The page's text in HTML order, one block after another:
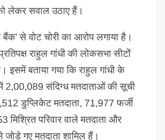
लेकर सवाल उठाए हैं।
बैंक' से वोट चोरी का आरोप लगाया है।
राहुल गांधी की लोकसभा सीटों
इसमें बताया गया कि राहुल गांधी के
2,00,089 संदिग्ध मतदाताओं की सूची
डुप्लिकेट मतदाता, 71,977 फर्जी
मिश्रित परिवार वाले मतदाता और
गए मतदाता शामिल हैं।